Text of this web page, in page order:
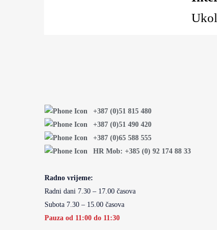
+387 (0)51 815 480
+387 (0)51 490 420
+387 (0)65 588 555
HR Mob: +385 (0) 92 174 88 33
Radno vrijeme:
Radni dani 7.30 – 17.00 časova
Subota 7.30 – 15.00 časova
Pauza od 11:00 do 11:30